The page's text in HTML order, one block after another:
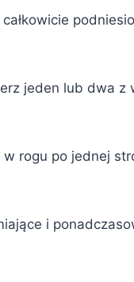
jeden lub dwa
rogu po jednej
i